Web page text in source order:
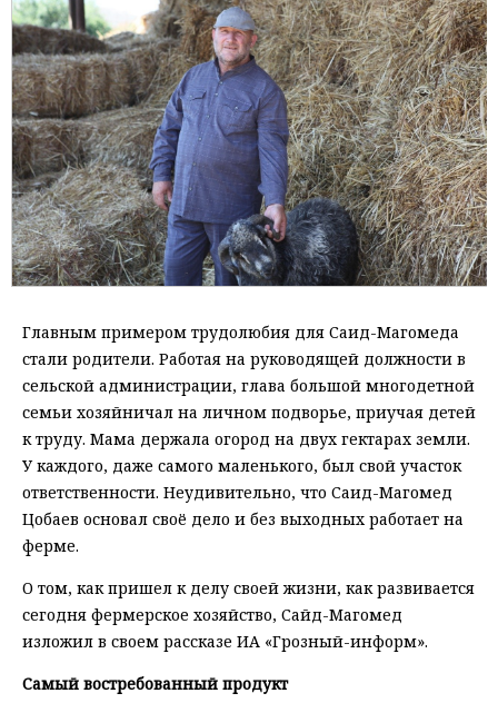
Главным примером трудолюбия для Саид-Магомеда
стали родители. Работая на руководящей должности в
сельской администрации, глава большой многодетной
семьи хозяйничал на личном подворье, приучая детей
к труду. Мама держала огород на двух гектарах земли.
У каждого, даже самого маленького, был свой участок
ответственности. Неудивительно, что Саид-Магомед
Цобаев основал своё дело и без выходных работает на
ферме.
О том, как пришел к делу своей жизни, как развивается
сегодня фермерское хозяйство, Сайд-Магомед
изложил в своем рассказе ИА «Грозный-информ».
Самый востребованный продукт